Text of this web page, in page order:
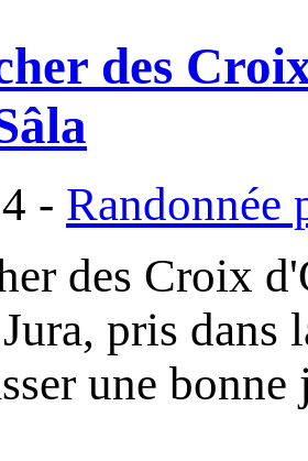
des
- Randonnée
des Croix
pris
une